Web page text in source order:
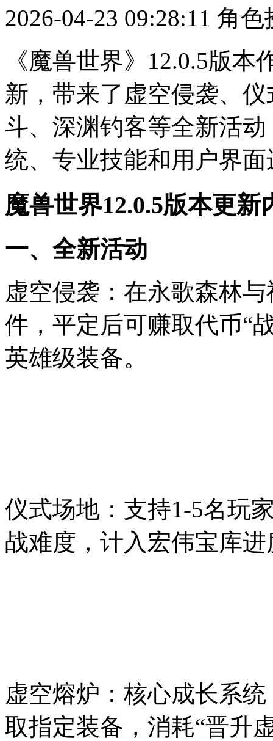
2026-04-23 09:28:11 角色
《魔兽世界》12.0.5版
新，带来了虚空侵袭、
斗、深渊钓客等全新活
统、专业技能和用户界
魔兽世界12.0.5版本更新
一、全新活动
虚空侵袭：在永歌森林
件，平定后可赚取代币“
英雄级装备。
仪式场地：支持1-5名玩
战难度，计入宏伟宝库进
虚空熔炉：核心成长系
取指定装备，消耗“晋升